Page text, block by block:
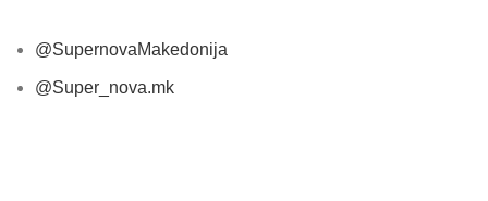
@SupernovaMakedonija
@Super_nova.mk